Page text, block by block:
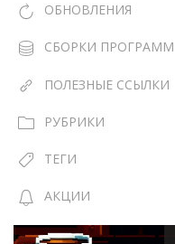
ОБНОВЛЕНИЯ
СБОРКИ ПРОГРАММ
ПОЛЕЗНЫЕ ССЫЛКИ
РУБРИКИ
ТЕГИ
АКЦИИ